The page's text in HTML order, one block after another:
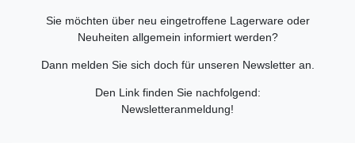
Sie möchten über neu eingetroffene Lagerware oder
Neuheiten allgemein informiert werden?
Dann melden Sie sich doch für unseren Newsletter an.
Den Link finden Sie nachfolgend:
Newsletteranmeldung!